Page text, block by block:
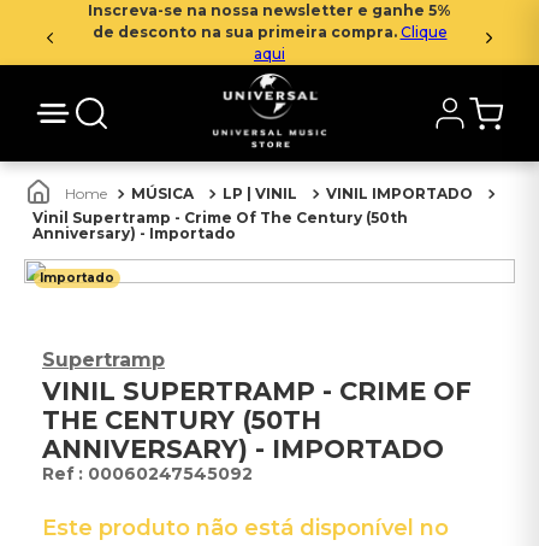
Inscreva-se na nossa newsletter e ganhe 5%
de desconto na sua primeira compra. Clique
aqui
MÚSICA LP | VINIL
VINIL IMPORTADO
Vinil Supertramp - Crime Of The Century (50th
Anniversary) - Importado
Importado
Supertramp
VINIL SUPERTRAMP - CRIME OF
THE CENTURY (50TH
ANNIVERSARY) - IMPORTADO
: 00060247545092
Este produto não está disponível no